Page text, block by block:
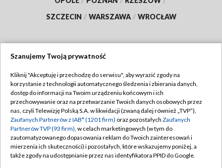
SZCZECIN / WARSZAWA / WROCŁAW
TVP
Abonament TVP
Emisja w TVP
Centrum informacji TVP
Naziemna Telewizja Cyfrowa
Regulamin TVP
Polityka prywatności
Moje zgody
Pomoc
Szanujemy Twoją prywatność
Kliknij "Akceptuję i przechodzę do serwisu", aby wyrazić zgody na
korzystanie z technologii automatycznego śledzenia i zbierania danych,
dostęp do informacji na Twoim urządzeniu końcowym i ich
przechowywanie oraz na przetwarzanie Twoich danych osobowych przez
nas, czyli Telewizję Polską S.A. w likwidacji (zwaną dalej również „TVP”),
Zaufanych Partnerów z IAB* (1201 firm) oraz pozostałych Zaufanych
Partnerów TVP (93 firm), w celach marketingowych (w tym do
zautomatyzowanego dopasowania reklam do Twoich zainteresowań i
mierzenia ich skuteczności) i pozostałych, które wskazujemy poniżej, a
także zgody na udostępnianie przez nas identyfikatora PPID do Google.